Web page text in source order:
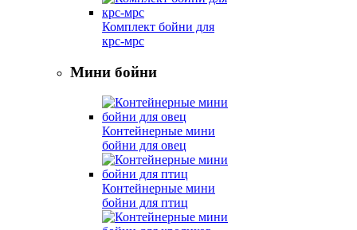
Комплект бойни для
крс-мрс
Мини бойни
Контейнерные мини
бойни для овец
Контейнерные мини
бойни для птиц